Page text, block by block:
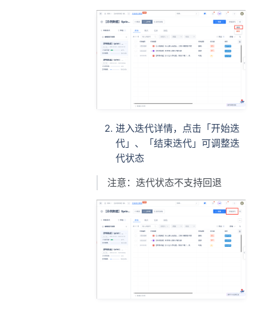
进入迭代详情，点击「开始迭
代」、「结束迭代」可调整迭
代状态
注意：迭代状态不支持回退